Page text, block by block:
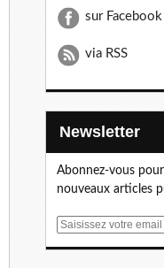
sur Facebook
via RSS
Newsletter
Abonnez-vous
nouveaux articles
E